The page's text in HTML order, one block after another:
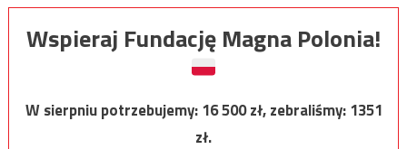
Wspieraj Fundację Magna Polonia!
W sierpniu potrzebujemy:16 500zł, zebraliśmy:1351
zł.